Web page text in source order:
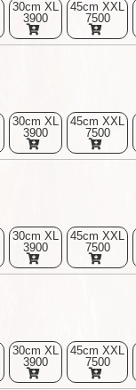
30cm XL
3900
45cm XXL
7500
30cm XL
3900
45cm XXL
7500
30cm XL
3900
45cm XXL
7500
30cm XL
3900
45cm XXL
7500